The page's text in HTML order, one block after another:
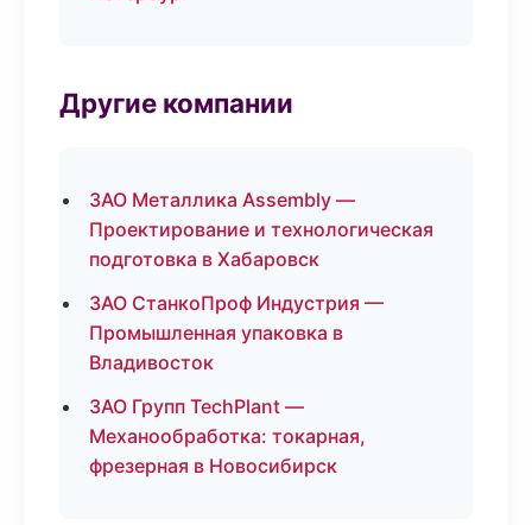
Другие компании
ЗАО Металлика Assembly —
Проектирование и технологическая
подготовка в Хабаровск
ЗАО СтанкоПроф Индустрия —
Промышленная упаковка в
Владивосток
ЗАО Групп TechPlant —
Механообработка: токарная,
фрезерная в Новосибирск